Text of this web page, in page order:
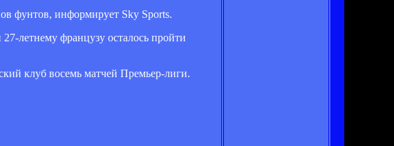
фунтов, информирует Sky Sports.
летнему французу осталось пройти
клуб восемь матчей Премьер-лиги.